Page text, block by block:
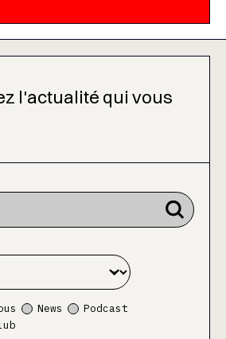
l'actualité qui vous
News
Podcast